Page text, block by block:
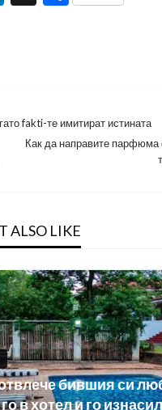
fakti-те имитират истината
Как да направите парфюма
ALSO LIKE
бившия си
в хотел и го